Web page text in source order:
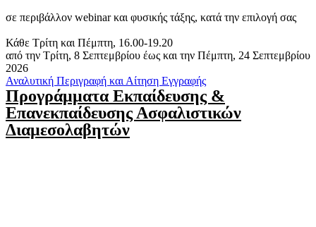
σε περιβάλλον webinar και φυσικής τάξης, κατά την επιλογή σας
Κάθε Τρίτη και Πέμπτη, 16.00-19.20
από την Τρίτη, 8 Σεπτεμβρίου έως και την Πέμπτη, 24 Σεπτεμβρίου
2026
Αναλυτική Περιγραφή και Αίτηση Εγγραφής
Προγράμματα Εκπαίδευσης &
Επανεκπαίδευσης Ασφαλιστικών
Διαμεσολαβητών